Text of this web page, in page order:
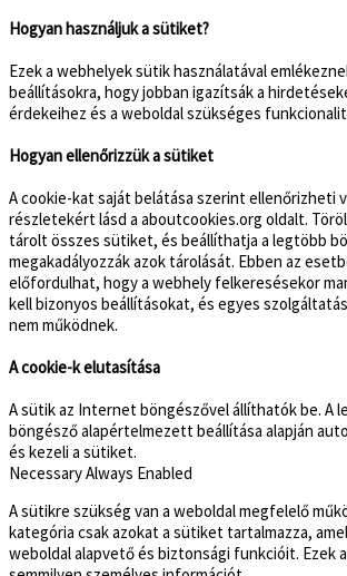
Hogyan használjuk a sütiket?
Ezek a webhelyek sütik használatával
beállításokra, hogy jobban igazítsák a
érdekeihez és a weboldal szükséges
Hogyan ellenőrizzük a sütiket
A cookie-kat saját belátása szerint ellenőrizheti
részletekért lásd a aboutcookies.org oldalt.
tárolt összes sütiket, és beállíthatja a legtöbb
megakadályozzák azok tárolását. Ebben az
előfordulhat, hogy a webhely felkeresésekor
kell bizonyos beállításokat, és egyes
nem működnek.
A cookie-k elutasítása
A sütik az Internet böngészővel állíthatók be. A
böngésző alapértelmezett beállítása alapján
és kezeli a sütiket.
NecessaryAlways Enabled
A sütikre szükség van a weboldal megfelelő
kategória csak azokat a sütiket tartalmazza,
weboldal alapvető és biztonsági funkcióit. Ezek